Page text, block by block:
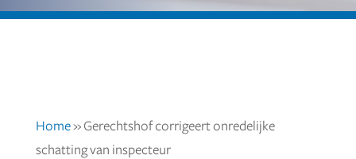
Home» Gerechtshof corrigeert onredelijke
schatting van inspecteur